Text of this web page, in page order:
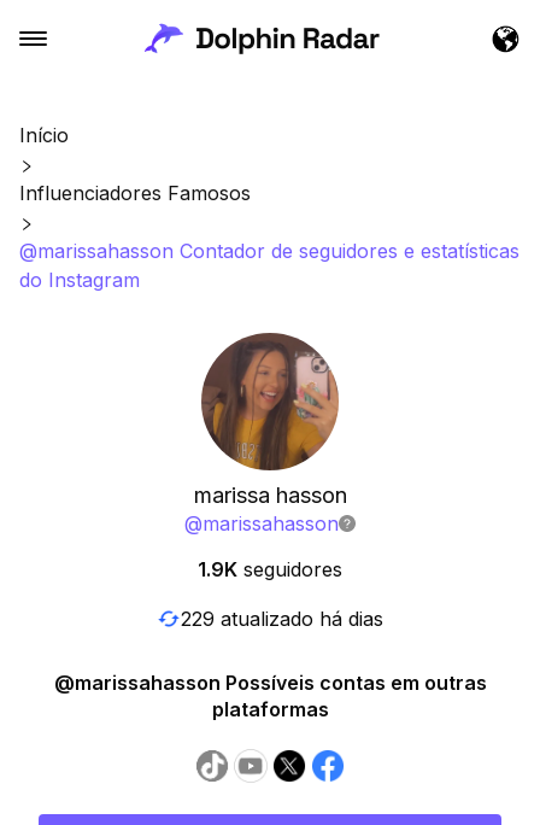
Início
Influenciadores Famosos
@marissahasson Contador de seguidores e estatísticas
do Instagram
marissa hasson
@marissahasson
1.9K seguidores
229 atualizado há dias
@marissahasson Possíveis contas em outras
plataformas